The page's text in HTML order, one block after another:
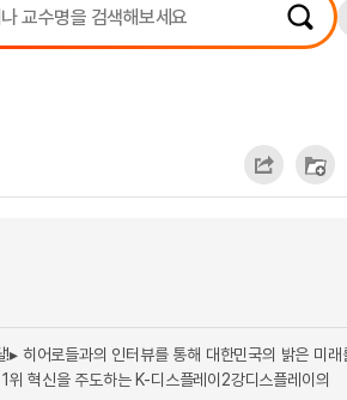
확인증강의
히어로들과의 인터뷰를 통해 대한민국의 밝은 미래
혁신을 주도하는 K-디스플레이2강디스플레이의